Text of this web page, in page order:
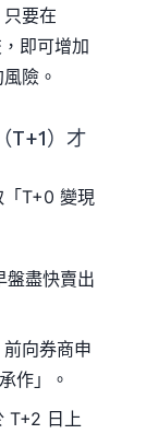
只要在
即可增加
險。
T+1）才
「T+0 變現
盤盡快賣出
向券商申
作」。
T+2 日上